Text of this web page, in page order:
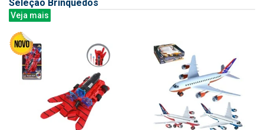
Seleção Brinquedos
Veja mais